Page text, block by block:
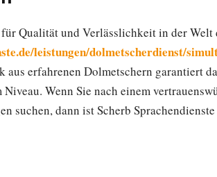
Qualität und Verlässlichkeit in der Welt
leistungen/dolmetscherdienst/
aus erfahrenen Dolmetschern garantiert
Wenn Sie nach einem
suchen, dann ist Scherb